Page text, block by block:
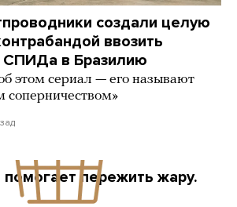
создали целую
ввозить
СПИДа в Бразилию
этом сериал — его называют
помогает пережить жару.